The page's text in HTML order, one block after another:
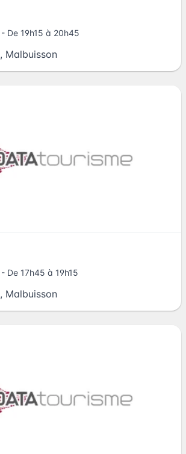
- De 19h15 à 20h45
, Malbuisson
- De 17h45 à 19h15
, Malbuisson